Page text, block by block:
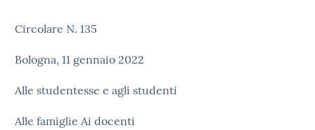
Circolare N. 135
Bologna, 11 gennaio 2022
Alle studentesse e agli studenti
Alle famiglie Ai docenti